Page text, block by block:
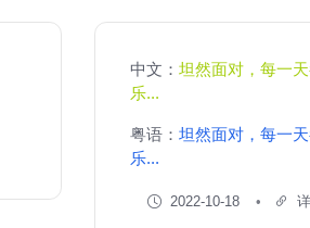
中文：坦然面对，每一
乐...
粤语：坦然面对，每一
乐...
2022-10-18